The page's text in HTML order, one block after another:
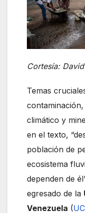
Cortesía:
Temas
climático y
en el texto,
población de
ecosistema
dependen de
egresado de la
Venezuela (